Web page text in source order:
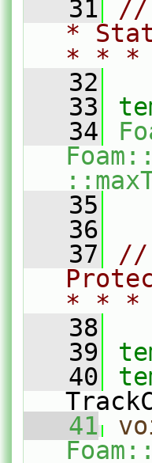
   31
//
*
* *
   32
   33
   34
   35
   36
   37
//
* * *
   38
   39
   40
   41